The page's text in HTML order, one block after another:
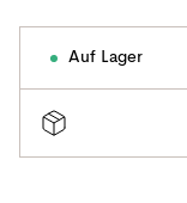
Auf Lager